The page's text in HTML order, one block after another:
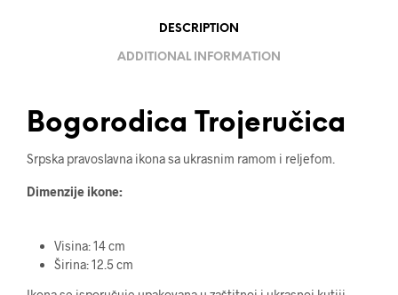
DESCRIPTION
ADDITIONAL INFORMATION
Bogorodica Trojeručica
Srpska pravoslavna ikona sa ukrasnim ramom i reljefom.
Dimenzije ikone:
Visina: 14 cm
Širina: 12.5 cm